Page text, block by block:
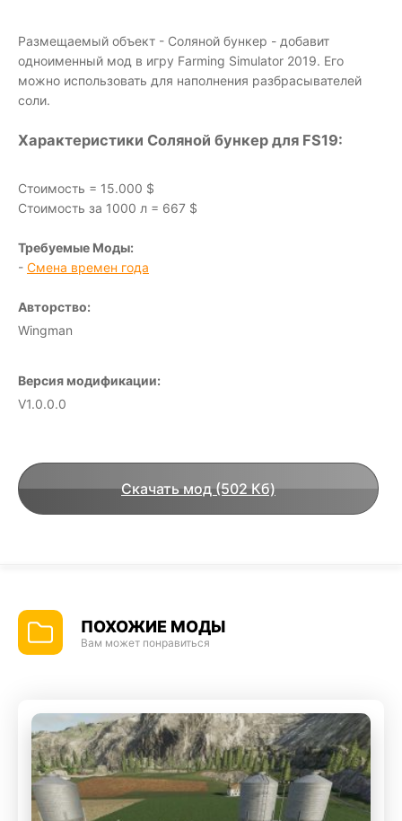
Размещаемый объект - Соляной бункер - добавит
одноименный мод в игру Farming Simulator 2019. Его
можно использовать для наполнения разбрасывателей
соли.
Характеристики Соляной бункер для FS19:
Стоимость = 15.000 $
Стоимость за 1000 л = 667 $
Требуемые Моды:
- Смена времен года
Авторство:
Wingman
Версия модификации:
V1.0.0.0
Скачать мод (502 Кб)
ПОХОЖИЕ МОДЫ
Вам может понравиться